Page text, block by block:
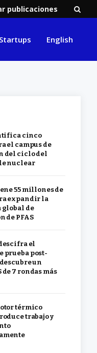
publicaciones
Startups English
cinco
el campus de
del ciclo del
nuclear
55 millones de
expandir la
de
de PFAS
el
prueba post-
un
de 7 rondas más
térmico
trabajo y